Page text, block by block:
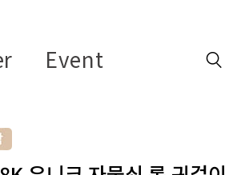
Event